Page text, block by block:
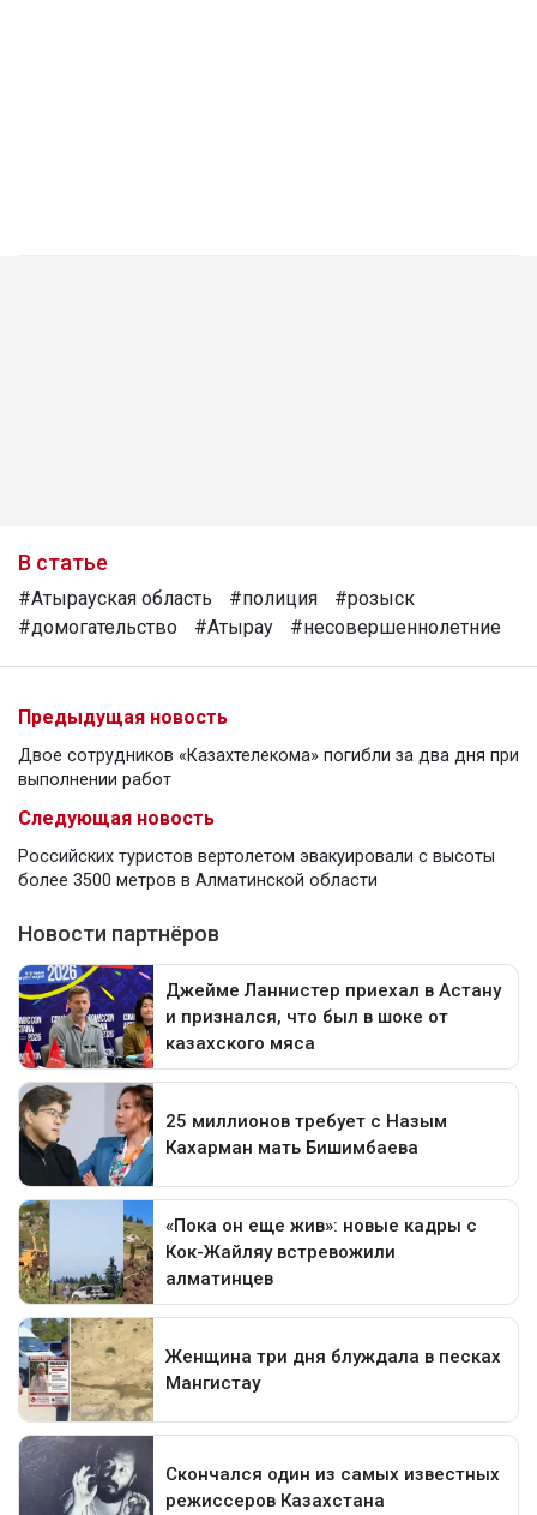
В статье
#Атырауская область #полиция
#розыск
#домогательство
#Атырау #несовершеннолетние
Предыдущая новость
Двое сотрудников «Казахтелекома» погибли за два дня при
выполнении работ
Следующая новость
Российских туристов вертолетом эвакуировали с высоты
более 3500 метров в Алматинской области